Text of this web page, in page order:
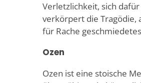
Verletzlichkeit, sich
verkörpert die Tragödie,
für Rache
Ozen
Ozen ist eine stoische